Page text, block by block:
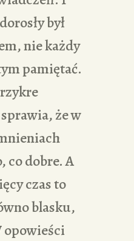
był
nie każdy
pamiętać.
że w
co dobre. A
czas to
blasku,